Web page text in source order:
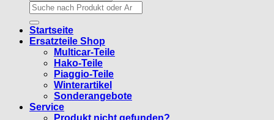
Suchen
nach:
Startseite
Ersatzteile Shop
Multicar-Teile
Hako-Teile
Piaggio-Teile
Winterartikel
Sonderangebote
Service